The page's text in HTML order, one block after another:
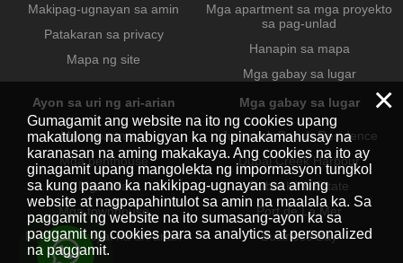
Makipag-ugnayan sa amin
Patakaran sa privacy
Mapa ng site
Mga apartment sa mga proyekto
sa pag-unlad
Hanapin sa mapa
Mga gabay sa lugar
Ayon sa uri ng ari-arian
Mga apartment
Mga penthouse
Mga villa
Mga townhouse
Mga komersyal na ari-arian
Mga gabay sa lugar
Jumeirah Beach Residence
Dubai Creek Harbour
Dubai Hills Estate
Port de La Mer
Business Bay
×
Gumagamit ang website na ito ng cookies upang
makatulong na mabigyan ka ng pinakamahusay na
karanasan na aming makakaya. Ang cookies na ito ay
ginagamit upang mangolekta ng impormasyon tungkol
sa kung paano ka nakikipag-ugnayan sa aming
website at nagpapahintulot sa amin na maalala ka. Sa
paggamit ng website na ito sumasang-ayon ka sa
paggamit ng cookies para sa analytics at personalized
na paggamit.